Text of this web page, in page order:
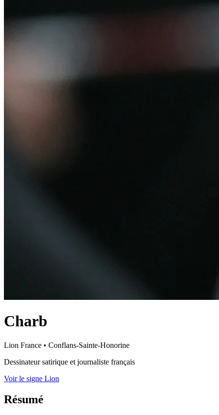
Charb
Lion France • Conflans-Sainte-Honorine
Dessinateur satirique et journaliste français
Voir le signe Lion
Résumé